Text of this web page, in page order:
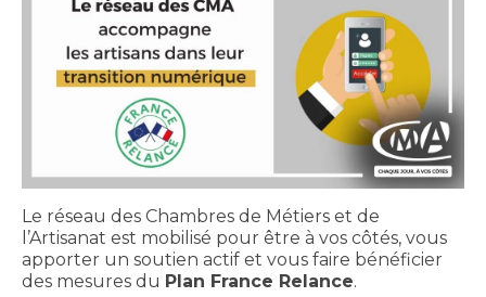
Le réseau des Chambres de Métiers et de
l’Artisanat est mobilisé pour être à vos côtés, vous
apporter un soutien actif et vous faire bénéficier
des mesures du Plan France Relance.